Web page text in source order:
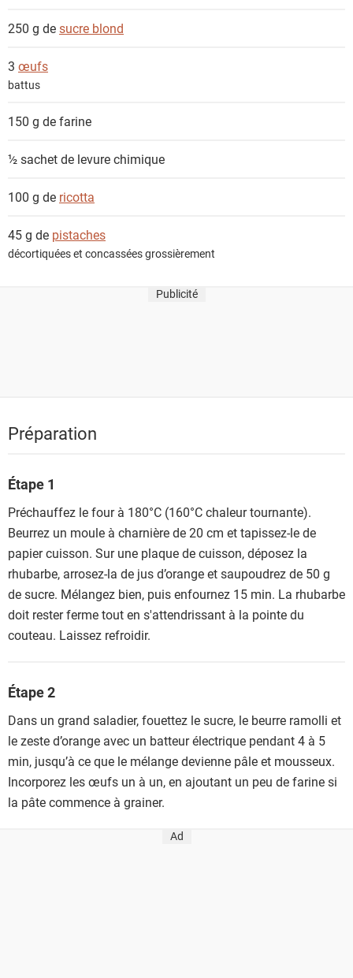
250 g desucre blond
3 œufs
battus
150 g defarine
½ sachet de levure chimique
100 g de ricotta
45 g de pistaches
décortiquées et concassées grossièrement
Publicité
Préparation
Étape 1
Préchauffez le four à 180°C (160°C chaleur tournante).
Beurrez un moule à charnière de 20 cm et tapissez-le de
papier cuisson. Sur une plaque de cuisson, déposez la
rhubarbe, arrosez-la de jus d’orange et saupoudrez de 50 g
de sucre. Mélangez bien, puis enfournez 15 min. La rhubarbe
doit rester ferme tout en s'attendrissant à la pointe du
couteau. Laissez refroidir.
Étape 2
Dans un grand saladier, fouettez le sucre, le beurre ramolli et
le zeste d’orange avec un batteur électrique pendant 4 à 5
min, jusqu’à ce que le mélange devienne pâle et mousseux.
Incorporez les œufs un à un, en ajoutant un peu de farine si
la pâte commence à grainer.
Ad